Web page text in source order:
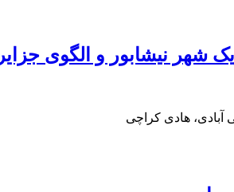
شهر نیشابور و الگوی
آبادی، هادی کراچی